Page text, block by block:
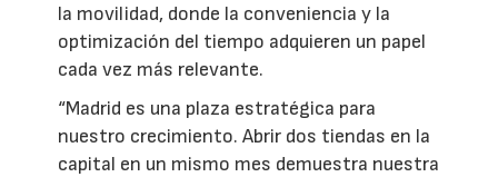
la movilidad, donde la conveniencia y la
optimización del tiempo adquieren un papel
cada vez más relevante.
“Madrid es una plaza estratégica para
nuestro crecimiento. Abrir dos tiendas en la
capital en un mismo mes demuestra nuestra